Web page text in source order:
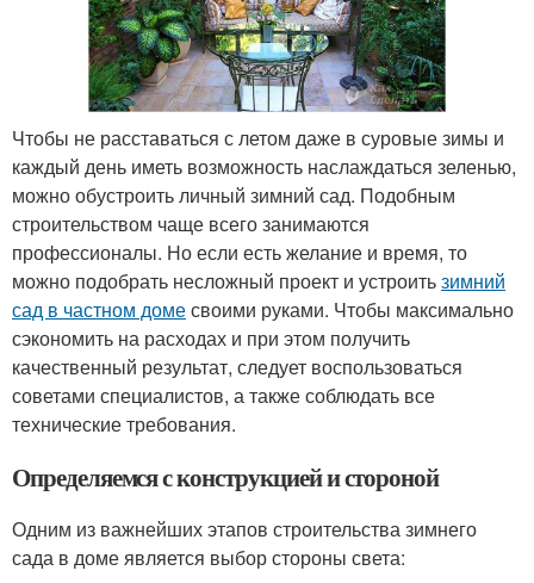
Чтобы не расставаться с летом даже в суровые зимы и
каждый день иметь возможность наслаждаться зеленью,
можно обустроить личный зимний сад. Подобным
строительством чаще всего занимаются
профессионалы. Но если есть желание и время, то
можно подобрать несложный проект и устроитьзимний
сад в частном домесвоими руками. Чтобы максимально
сэкономить на расходах и при этом получить
качественный результат, следует воспользоваться
советами специалистов, а также соблюдать все
технические требования.
Определяемся с конструкцией и стороной
Одним из важнейших этапов строительства зимнего
сада в доме является выбор стороны света: